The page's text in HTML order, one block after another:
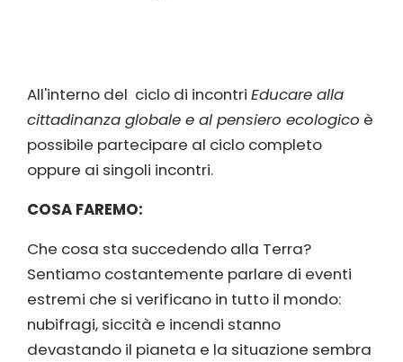
All'interno del ciclo di incontri Educare alla
cittadinanza globale e al pensiero ecologico è
possibile partecipare al ciclo completo
oppure ai singoli incontri.
COSA FAREMO:
Che cosa sta succedendo alla Terra?
Sentiamo costantemente parlare di eventi
estremi che si verificano in tutto il mondo:
nubifragi, siccità e incendi stanno
devastando il pianeta e la situazione sembra